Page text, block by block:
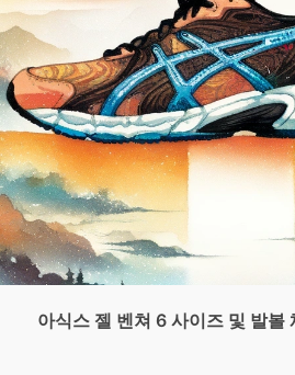
아식스 젤 벤쳐 6 사이즈 및 발볼